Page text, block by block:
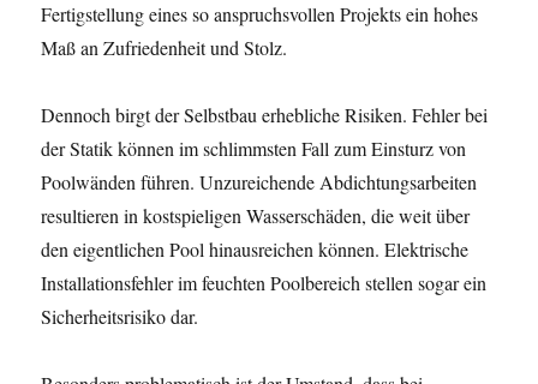
Fertigstellung eines so anspruchsvollen Projekts ein hohes
Maß an Zufriedenheit und Stolz.
Dennoch birgt der Selbstbau erhebliche Risiken. Fehler bei
der Statik können im schlimmsten Fall zum Einsturz von
Poolwänden führen. Unzureichende Abdichtungsarbeiten
resultieren in kostspieligen Wasserschäden, die weit über
den eigentlichen Pool hinausreichen können. Elektrische
Installationsfehler im feuchten Poolbereich stellen sogar ein
Sicherheitsrisiko dar.